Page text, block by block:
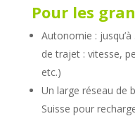
Pour les
Autonomie :
de trajet : vitesse,
etc.)
Un large réseau de
Suisse pour